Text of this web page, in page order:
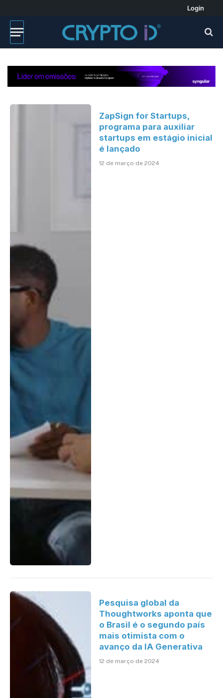
Login
ZapSign for Startups,
programa para auxiliar
startups em estágio inicial
é lançado
12 de março de 2024
Pesquisa global da
Thoughtworks aponta que
o Brasil é o segundo país
mais otimista com o
avanço da IA Generativa
12 de março de 2024